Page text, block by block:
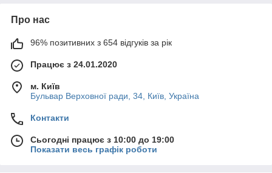
Про нас
96% позитивних з 654 відгуків за рік
Працює з 24.01.2020
м. Київ
Бульвар Верховної ради, 34, Київ, Україна
Контакти
Сьогодні працює з 10:00 до 19:00
Показати весь графік роботи